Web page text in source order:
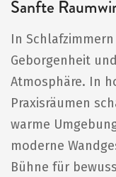
Sanfte
In
Geborgenheit
Atmosphäre. In
Praxisräumen
warme
moderne
Bühne für